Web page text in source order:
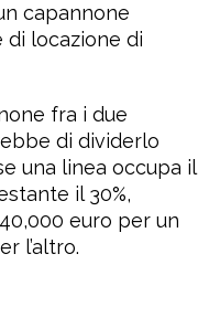
capannone
di locazione di
fra i due
di dividerlo
una linea occupa il
il 30%,
euro per un
l’altro.